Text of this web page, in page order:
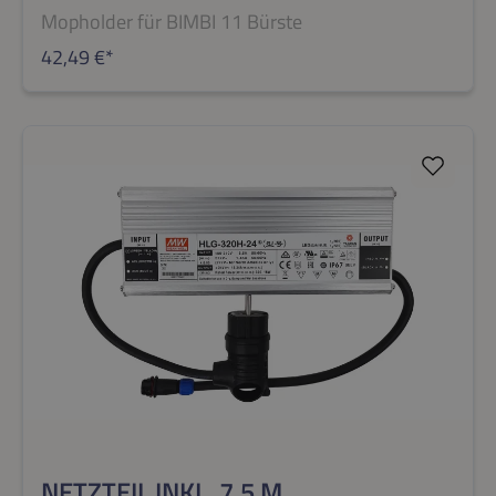
42,49 €*